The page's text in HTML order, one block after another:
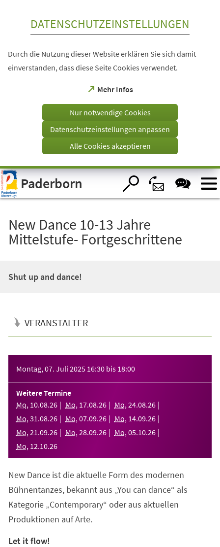
Visuelle
Assistenzsoftware
öffnen.
DATENSCHUTZEINSTELLUNGEN
Durch die Nutzung dieser Website erklären Sie sich damit
einverstanden, dass diese Seite Cookies verwendet.
Mehr Infos
(Öffnet
einem
Tab)
Nur notwendige Cookies
Datenschutzeinstellungen anpassen
Alle Cookies akzeptieren
Paderborn
New Dance 10-13 Jahre
Mittelstufe- Fortgeschrittene
Shut up and dance!
VERANSTALTER
Montag, 07. Juli 2025 16:30 bis 18:00
Weitere Termine
Mo, 10.08.26 Mo, 17.08.26 Mo, 24.08.26
Mo, 31 .08.26 Mo, 07.09.26 Mo, 14.09.26
Mo, 21 .09.26 Mo, 28.09.26 Mo, 05.10.26
Mo, 12.10.26
New Dance ist die aktuelle Form des modernen
Bühnentanzes, bekannt aus „You can dance“ als
Kategorie „Contemporary“ oder aus aktuellen
Produktionen auf Arte.
Let it flow!